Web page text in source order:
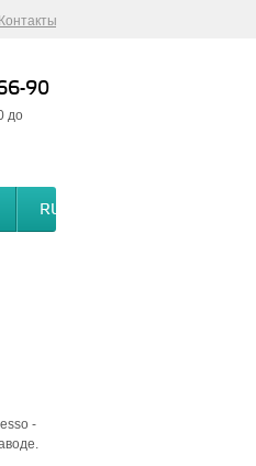
Контакты
90
до
RUSSIA BOMBS CHILDREN'S
-